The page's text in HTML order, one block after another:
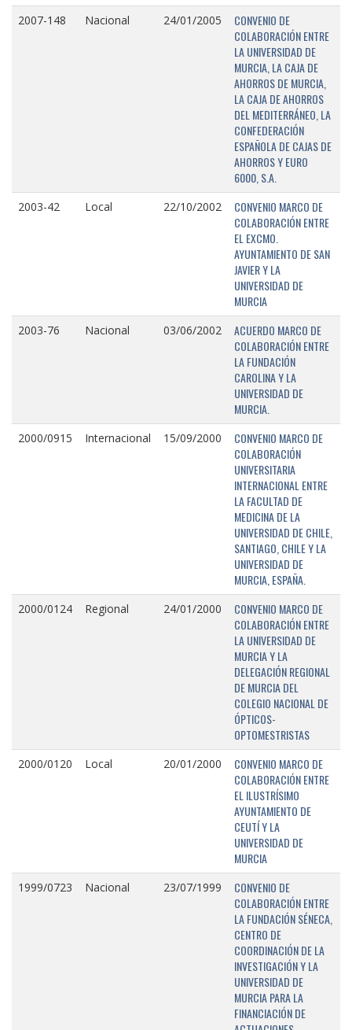
2007-148 Nacional 24/01/2005
CONVENIO DE
COLABORACIÓN ENTRE
LA UNIVERSIDAD DE
MURCIA, LA CAJA DE
AHORROS DE MURCIA,
LA CAJA DE AHORROS
DEL MEDITERRÁNEO, LA
CONFEDERACIÓN
ESPAÑOLA DE CAJAS DE
AHORROS Y EURO
6000, S.A.
2003-42 Local 22/10/2002
CONVENIO MARCO DE
COLABORACIÓN ENTRE
EL EXCMO.
AYUNTAMIENTO DE SAN
JAVIER Y LA
UNIVERSIDAD DE
MURCIA
2003-76 Nacional 03/06/2002
ACUERDO MARCO DE
COLABORACIÓN ENTRE
LA FUNDACIÓN
CAROLINA Y LA
UNIVERSIDAD DE
MURCIA.
2000/0915 Internacional 15/09/2000
CONVENIO MARCO DE
COLABORACIÓN
UNIVERSITARIA
INTERNACIONAL ENTRE
LA FACULTAD DE
MEDICINA DE LA
UNIVERSIDAD DE CHILE,
SANTIAGO, CHILE Y LA
UNIVERSIDAD DE
MURCIA, ESPAÑA.
2000/0124 Regional 24/01/2000
CONVENIO MARCO DE
COLABORACIÓN ENTRE
LA UNIVERSIDAD DE
MURCIA Y LA
DELEGACIÓN REGIONAL
DE MURCIA DEL
COLEGIO NACIONAL DE
ÓPTICOS-
OPTOMESTRISTAS
2000/0120 Local 20/01/2000
CONVENIO MARCO DE
COLABORACIÓN ENTRE
EL ILUSTRÍSIMO
AYUNTAMIENTO DE
CEUTÍ Y LA
UNIVERSIDAD DE
MURCIA
1999/0723 Nacional 23/07/1999
CONVENIO DE
COLABORACIÓN ENTRE
LA FUNDACIÓN SÉNECA,
CENTRO DE
COORDINACIÓN DE LA
INVESTIGACIÓN Y LA
UNIVERSIDAD DE
MURCIA PARA LA
FINANCIACIÓN DE